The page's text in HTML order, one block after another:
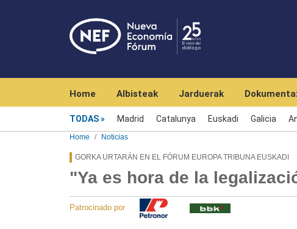
Home Albisteak Jarduerak
TODAS Madrid Catalunya Euskadi Galicia
Home Noticias
GORKA URTARÁN EN EL FÓRUM EUROPA TRIBUNA EUSKADI
"Ya es hora de la
Patrocinado por